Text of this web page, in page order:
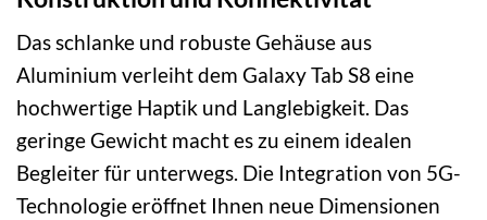
Das schlanke und robuste Gehäuse aus
Aluminium verleiht dem Galaxy Tab S8 eine
hochwertige Haptik und Langlebigkeit. Das
geringe Gewicht macht es zu einem idealen
Begleiter für unterwegs. Die Integration von 5G-
Technologie eröffnet Ihnen neue Dimensionen